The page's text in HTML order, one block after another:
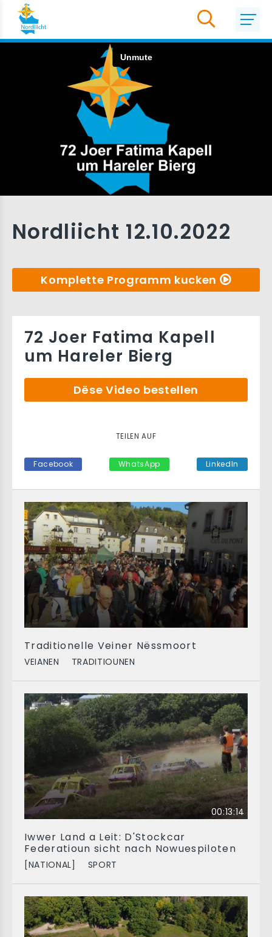
Nordliicht 12.10.2022
Komplette Programm kucken
Traditionelle Veiner Nëssmoort
VEIANEN TRADITIOUNEN
00:13:14
Iwwer Land a Leit: D'Stockcar
Federatioun sicht nach Nowuespiloten
[NATIONAL] SPORT
72 Joer Fatima Kapell
um Hareler Bierg
Dëse Video bestellen
TEILEN AUF
Facebook WhatsApp LinkedIn